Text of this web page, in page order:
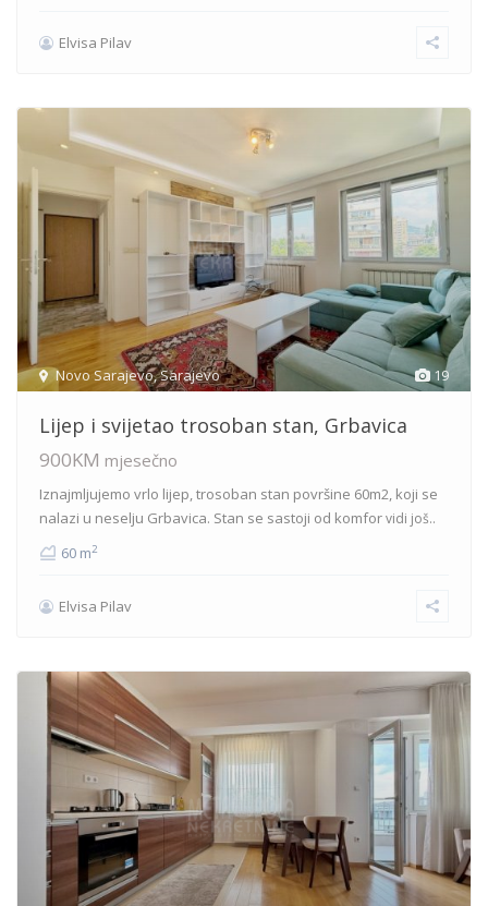
Elvisa Pilav
19
Novo Sarajevo,Sarajevo
Lijep i svijetao trosoban stan, Grbavica
900KM mjesečno
Iznajmljujemo vrlo lijep, trosoban stan površine 60m2, koji se
nalazi u neselju Grbavica. Stan se sastoji od komforvidi još..
60 m2
Elvisa Pilav